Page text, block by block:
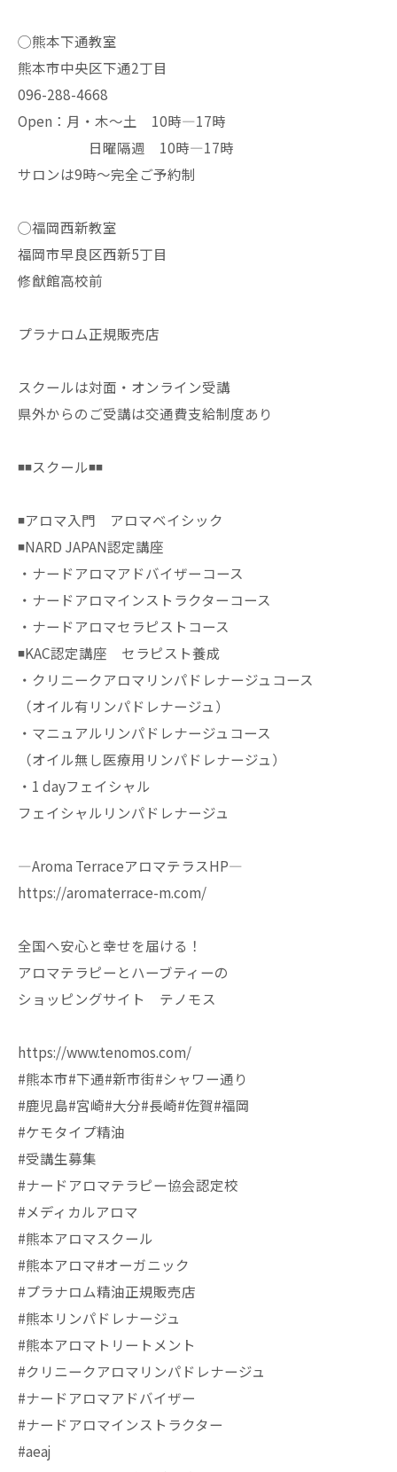
◯熊本下通教室
熊本市中央区下通2丁目
096-288-4668
Open：月・木〜土 10時—17時
日曜隔週 10時—17時
サロンは9時〜完全ご予約制
◯福岡西新教室
福岡市早良区西新5丁目
修猷館高校前
プラナロム正規販売店
スクールは対面・オンライン受講
県外からのご受講は交通費支給制度あり
◾️◾️スクール◾️◾️
◾️アロマ入門 アロマベイシック
◾️NARD JAPAN認定講座
・ナードアロマアドバイザーコース
・ナードアロマインストラクターコース
・ナードアロマセラピストコース
◾️KAC認定講座 セラピスト養成
・クリニークアロマリンパドレナージュコース
（オイル有リンパドレナージュ）
・マニュアルリンパドレナージュコース
（オイル無し医療用リンパドレナージュ）
・1 dayフェイシャル
フェイシャルリンパドレナージュ
—Aroma TerraceアロマテラスHP—
https://aromaterrace-m.com/
全国へ安心と幸せを届ける！
アロマテラピーとハーブティーの
ショッピングサイト テノモス
https://www.tenomos.com/
#熊本市#下通#新市街#シャワー通り
#鹿児島#宮崎#大分#長崎#佐賀#福岡
#ケモタイプ精油
#受講生募集
#ナードアロマテラピー協会認定校
#メディカルアロマ
#熊本アロマスクール
#熊本アロマ#オーガニック
#プラナロム精油正規販売店
#熊本リンパドレナージュ
#熊本アロマトリートメント
#クリニークアロマリンパドレナージュ
#ナードアロマアドバイザー
#ナードアロマインストラクター
#aeaj